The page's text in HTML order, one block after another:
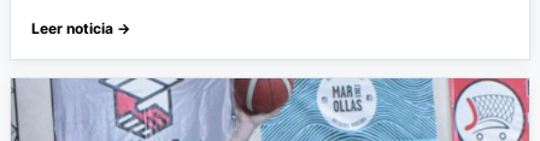
Leer noticia →